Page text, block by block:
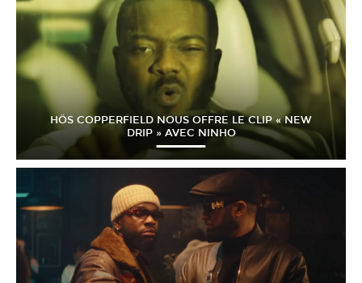
HÖS COPPERFIELD NOUS OFFRE LE CLIP « NEW
DRIP » AVEC NINHO